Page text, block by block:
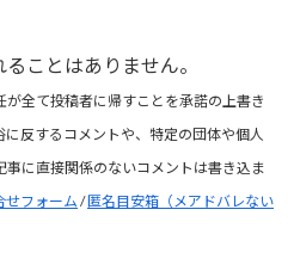
ことはありません。
全て投稿者に帰すことを承諾の上書き
反するコメントや、特定の団体や個人
に直接関係のないコメントは書き込ま
せフォーム /匿名目安箱（メアドバレない